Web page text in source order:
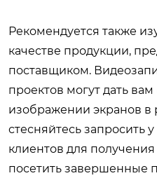
Рекомендуется также
качестве продукции,
поставщиком.
проектов могут дать
изображении экранов в
стесняйтесь запросить
клиентов для
посетить завершенные